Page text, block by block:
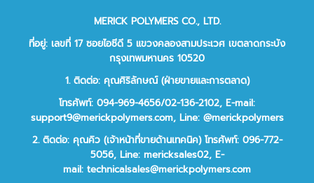
MERICK POLYMERS CO., LTD.
ที่อยู่: เลขที่ 17 ซอยไอซีดี 5 แขวงคลองสามประเวศ เขตลาดกระบัง
กรุงเทพมหานคร 10520
1. ติดต่อ: คุณศิริลักษณ์ (ฝ่ายขายและการตลาด)
โทรศัพท์: 094-969-4656/02-136-2102, E-mail:
support9@merickpolymers.com, Line: @merickpolymers
2.ติดต่อ: คุณคิว (เจ้าหน้าที่ขายด้านเทคนิค)โทรศัพท์: 096-772-
5056, Line: mericksales02, E-
mail: technicalsales@merickpolymers.com